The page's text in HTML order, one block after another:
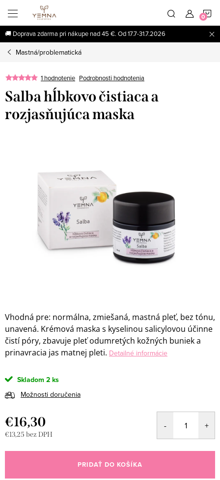
obsah
🚚 Doprava zdarma pri nákupe nad 45 €. Od 17.7-31.7.2026
Mastná/problematická
1 hodnotenie Podrobnosti hodnotenia
Salba hĺbkovo čistiaca a
rozjasňujúca maska
Vhodná pre: normálna, zmiešaná, mastná pleť, bez tónu,
unavená. Krémová maska s kyselinou salicylovou účinne
čistí póry, zbavuje pleť odumretých kožných buniek a
prinavracia jas matnej pleti. Detailné informácie
Skladom 2 ks
Možnosti doručenia
€16,30
€13,25 bez DPH
cena:
PRIDAŤ DO KOŠÍKA